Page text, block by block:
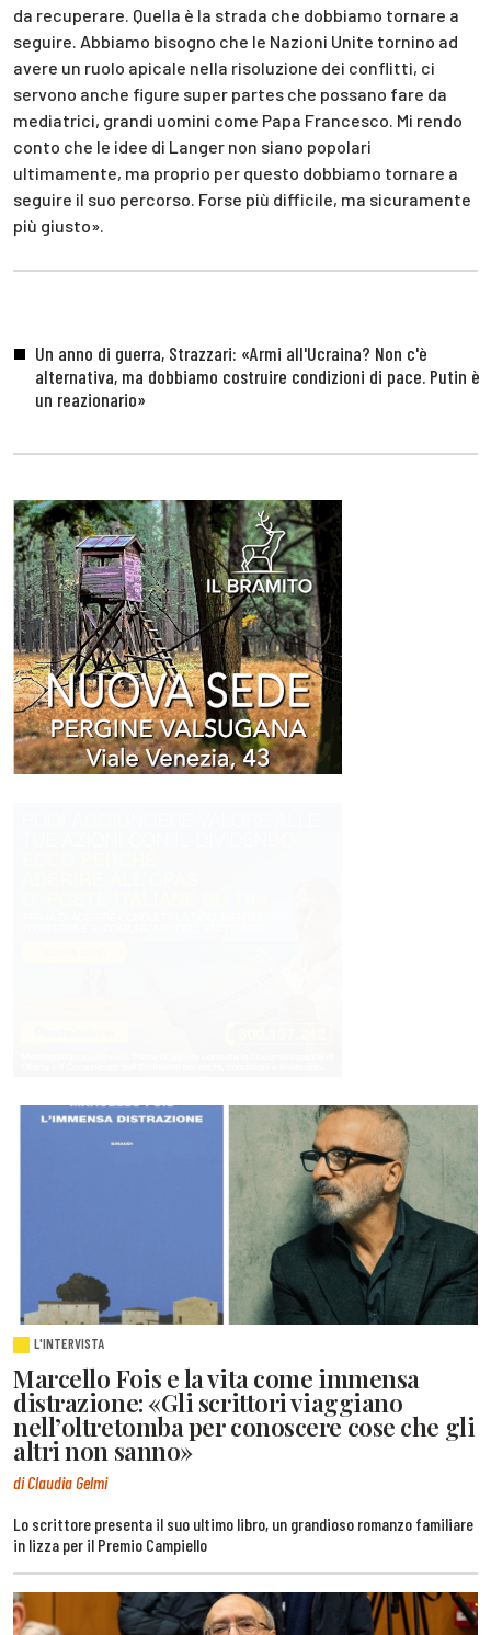
da recuperare. Quella è la strada che dobbiamo tornare a
seguire. Abbiamo bisogno che le Nazioni Unite tornino ad
avere un ruolo apicale nella risoluzione dei conflitti, ci
servono anche figure super partes che possano fare da
mediatrici, grandi uomini come Papa Francesco. Mi rendo
conto che le idee di Langer non siano popolari
ultimamente, ma proprio per questo dobbiamo tornare a
seguire il suo percorso. Forse più difficile, ma sicuramente
più giusto».
Un anno di guerra, Strazzari: «Armi all'Ucraina? Non c'è
alternativa, ma dobbiamo costruire condizioni di pace. Putin è
un reazionario»
L'INTERVISTA
Marcello Fois e la vita come immensa
distrazione: «Gli scrittori viaggiano
nell’oltretomba per conoscere cose che gli
altri non sanno»
di Claudia Gelmi
Lo scrittore presenta il suo ultimo libro, un grandioso romanzo familiare
in lizza per il Premio Campiello